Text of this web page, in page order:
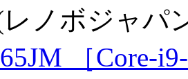
レノボジャパ
［Core-